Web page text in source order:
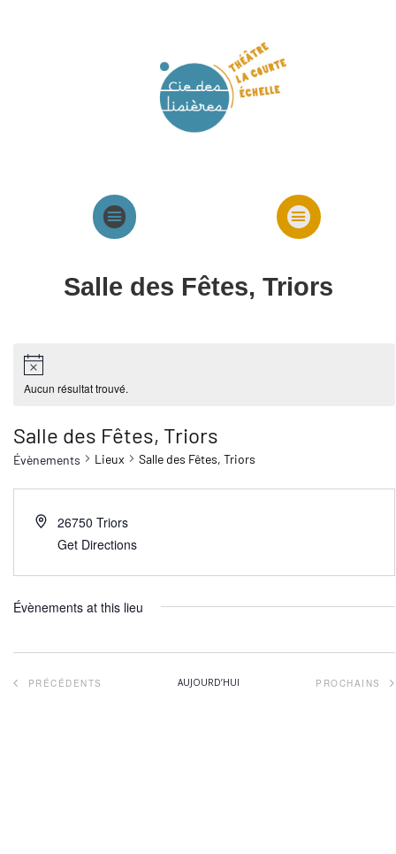
Salle des Fêtes, Triors
Spectacles cie
Aucun résultat trouvé.
Salle des Fêtes, Triors
Évènements Lieux Salle des Fêtes, Triors
26750 Triors
Get Directions
Évènements at this lieu
ÉVÈNEMENTS
PRÉCÉDENTS AUJOURD’HUI
PROCHAINS